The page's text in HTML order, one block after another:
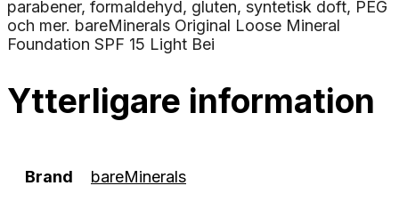
parabener, formaldehyd, gluten, syntetisk doft, PEG
och mer. bareMinerals Original Loose Mineral
Foundation SPF 15 Light Bei
Ytterligare information
Brand bareMinerals